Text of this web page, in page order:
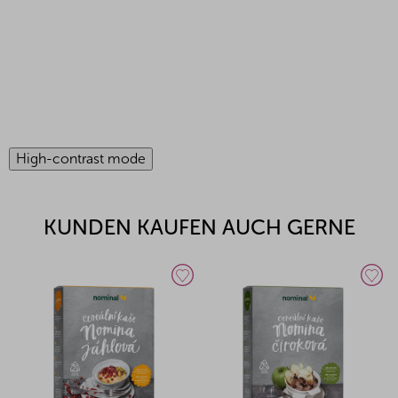
High-contrast mode
KUNDEN KAUFEN AUCH GERNE